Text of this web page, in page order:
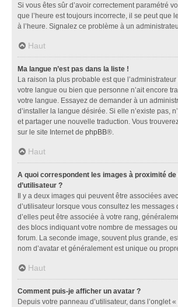
Si vous êtes sûr d’avoir correctement paramétré
que l’heure est toujours incorrecte, il se peut que
à l’heure. Signalez ce problème à un
Haut
Ma langue n’est pas dans la liste !
La raison la plus probable est que l’administrateur
votre langue ou bien que personne n’ait encore
votre langue. Essayez de demander à un
d’installer la langue désirée. Si elle n’existe pas,
et partager une nouvelle traduction. Vous
sur le site Internet de phpBB®.
Haut
A quoi correspondent les images à proximité de
d’utilisateur ?
Il y a deux images qui peuvent être associées
d’utilisateur lorsque vous consultez les messages
d’elles peut être associée à votre rang,
des blocs indiquant votre nombre de messages
forum. La seconde image, souvent plus grande,
nom d’avatar et généralement est unique ou
Haut
Comment puis-je afficher un avatar ?
Depuis votre panneau d’utilisateur, dans l’onglet